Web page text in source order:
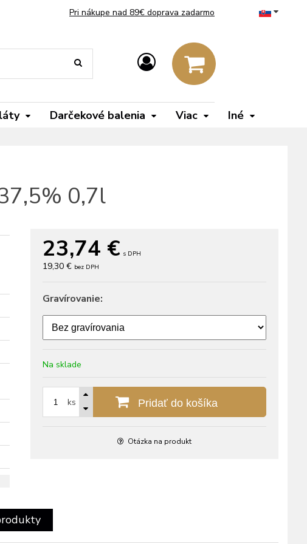
Pri nákupe nad 89€ doprava zadarmo
Darčekové balenia Viac Iné
0,7l
23,74 € s DPH
19,30 € bez DPH
Gravírovanie:
Na sklade
ks Pridať do košíka
Otázka na produkt